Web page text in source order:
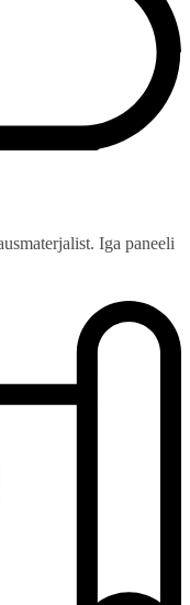
Iga paneeli